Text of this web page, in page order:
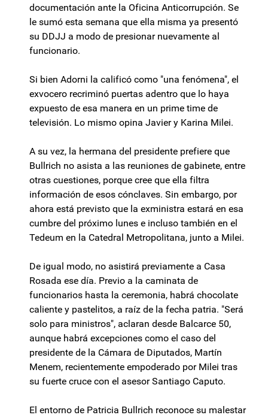
documentación ante la Oficina Anticorrupción. Se
le sumó esta semana que ella misma ya presentó
su DDJJ a modo de presionar nuevamente al
funcionario.
Si bien Adorni la calificó como "una fenómena", el
exvocero recriminó puertas adentro que lo haya
expuesto de esa manera en un prime time de
televisión. Lo mismo opina Javier y Karina Milei.
A su vez, la hermana del presidente prefiere que
Bullrich no asista a las reuniones de gabinete, entre
otras cuestiones, porque cree que ella filtra
información de esos cónclaves. Sin embargo, por
ahora está previsto que la exministra estará en esa
cumbre del próximo lunes e incluso también en el
Tedeum en la Catedral Metropolitana, junto a Milei.
De igual modo, no asistirá previamente a Casa
Rosada ese día. Previo a la caminata de
funcionarios hasta la ceremonia, habrá chocolate
caliente y pastelitos, a raíz de la fecha patria. "Será
solo para ministros", aclaran desde Balcarce 50,
aunque habrá excepciones como el caso del
presidente de la Cámara de Diputados, Martín
Menem, recientemente empoderado por Milei tras
su fuerte cruce con el asesor Santiago Caputo.
El entorno de Patricia Bullrich reconoce su malestar